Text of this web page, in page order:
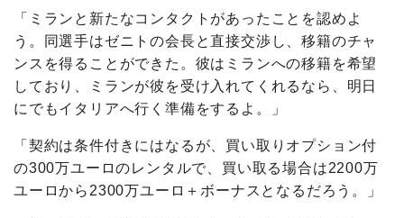
「ミランと新たなコンタクトがあったことを認めよ
う。同選手はゼニトの会長と直接交渉し、移籍のチャ
ンスを得ることができた。彼はミランへの移籍を希望
しており、ミランが彼を受け入れてくれるなら、明日
にでもイタリアへ行く準備をするよ。」
「契約は条件付きにはなるが、買い取りオプション付
の300万ユーロのレンタルで、買い取る場合は2200万
ユーロから2300万ユーロ＋ボーナスとなるだろう。」